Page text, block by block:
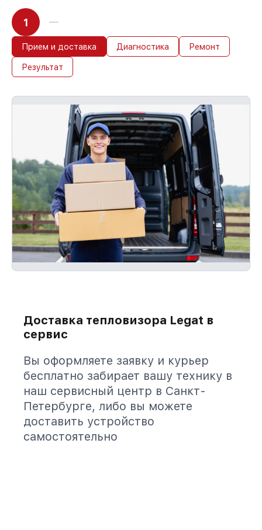
1
Прием и доставка Диагностика Ремонт
Результат
Доставка тепловизора Legat в
сервис
Вы оформляете заявку и курьер
бесплатно забирает вашу технику в
наш сервисный центр в Санкт-
Петербурге, либо вы можете
доставить устройство
самостоятельно